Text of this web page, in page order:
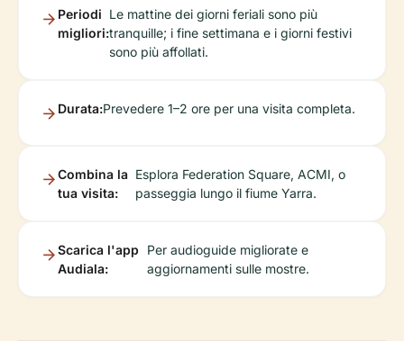
Periodi
migliori:
Le mattine dei giorni feriali sono più
tranquille; i fine settimana e i giorni festivi
sono più affollati.
Durata:Prevedere 1–2 ore per una visita completa.
Combina la
tua visita:
Esplora Federation Square, ACMI, o
passeggia lungo il fiume Yarra.
Scarica l'app
Audiala:
Per audioguide migliorate e
aggiornamenti sulle mostre.